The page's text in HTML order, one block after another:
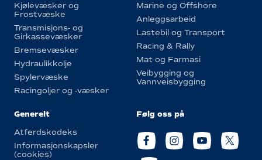
Kjølevæsker og
Frostvæske
Transmisjons- og
Girkassevæsker
Bremsevæsker
Hydraulikkolje
Spylervæske
Racingoljer og -væsker
Marine og Offshore
Anleggsarbeid
Lastebil og Transport
Racing & Rally
Mat og Farmasi
Veibygging og
Vannveisbygging
Generelt
Atferdskodeks
Informasjonskapsler
(cookies)
Følg oss på